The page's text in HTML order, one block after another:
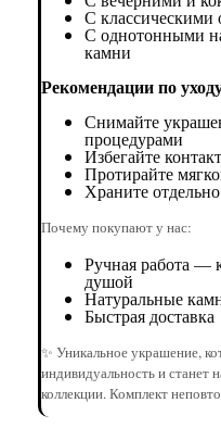
С классическими
С однотонными
камни
Рекомендации по
Снимайте
процедурами
Избегайте
Протирайте
Храните
Почему покупают у нас:
Ручная работа —
душой
Натуральные
Быстрая доставка
✨ Уникальное украшение,
индивидуальность и
коллекции. Комплект